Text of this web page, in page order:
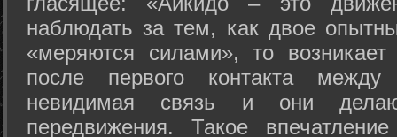
наблюдать за тем, как двое
«меряются силами», то возникает
после первого контакта
невидимая связь и они
передвижения. Такое